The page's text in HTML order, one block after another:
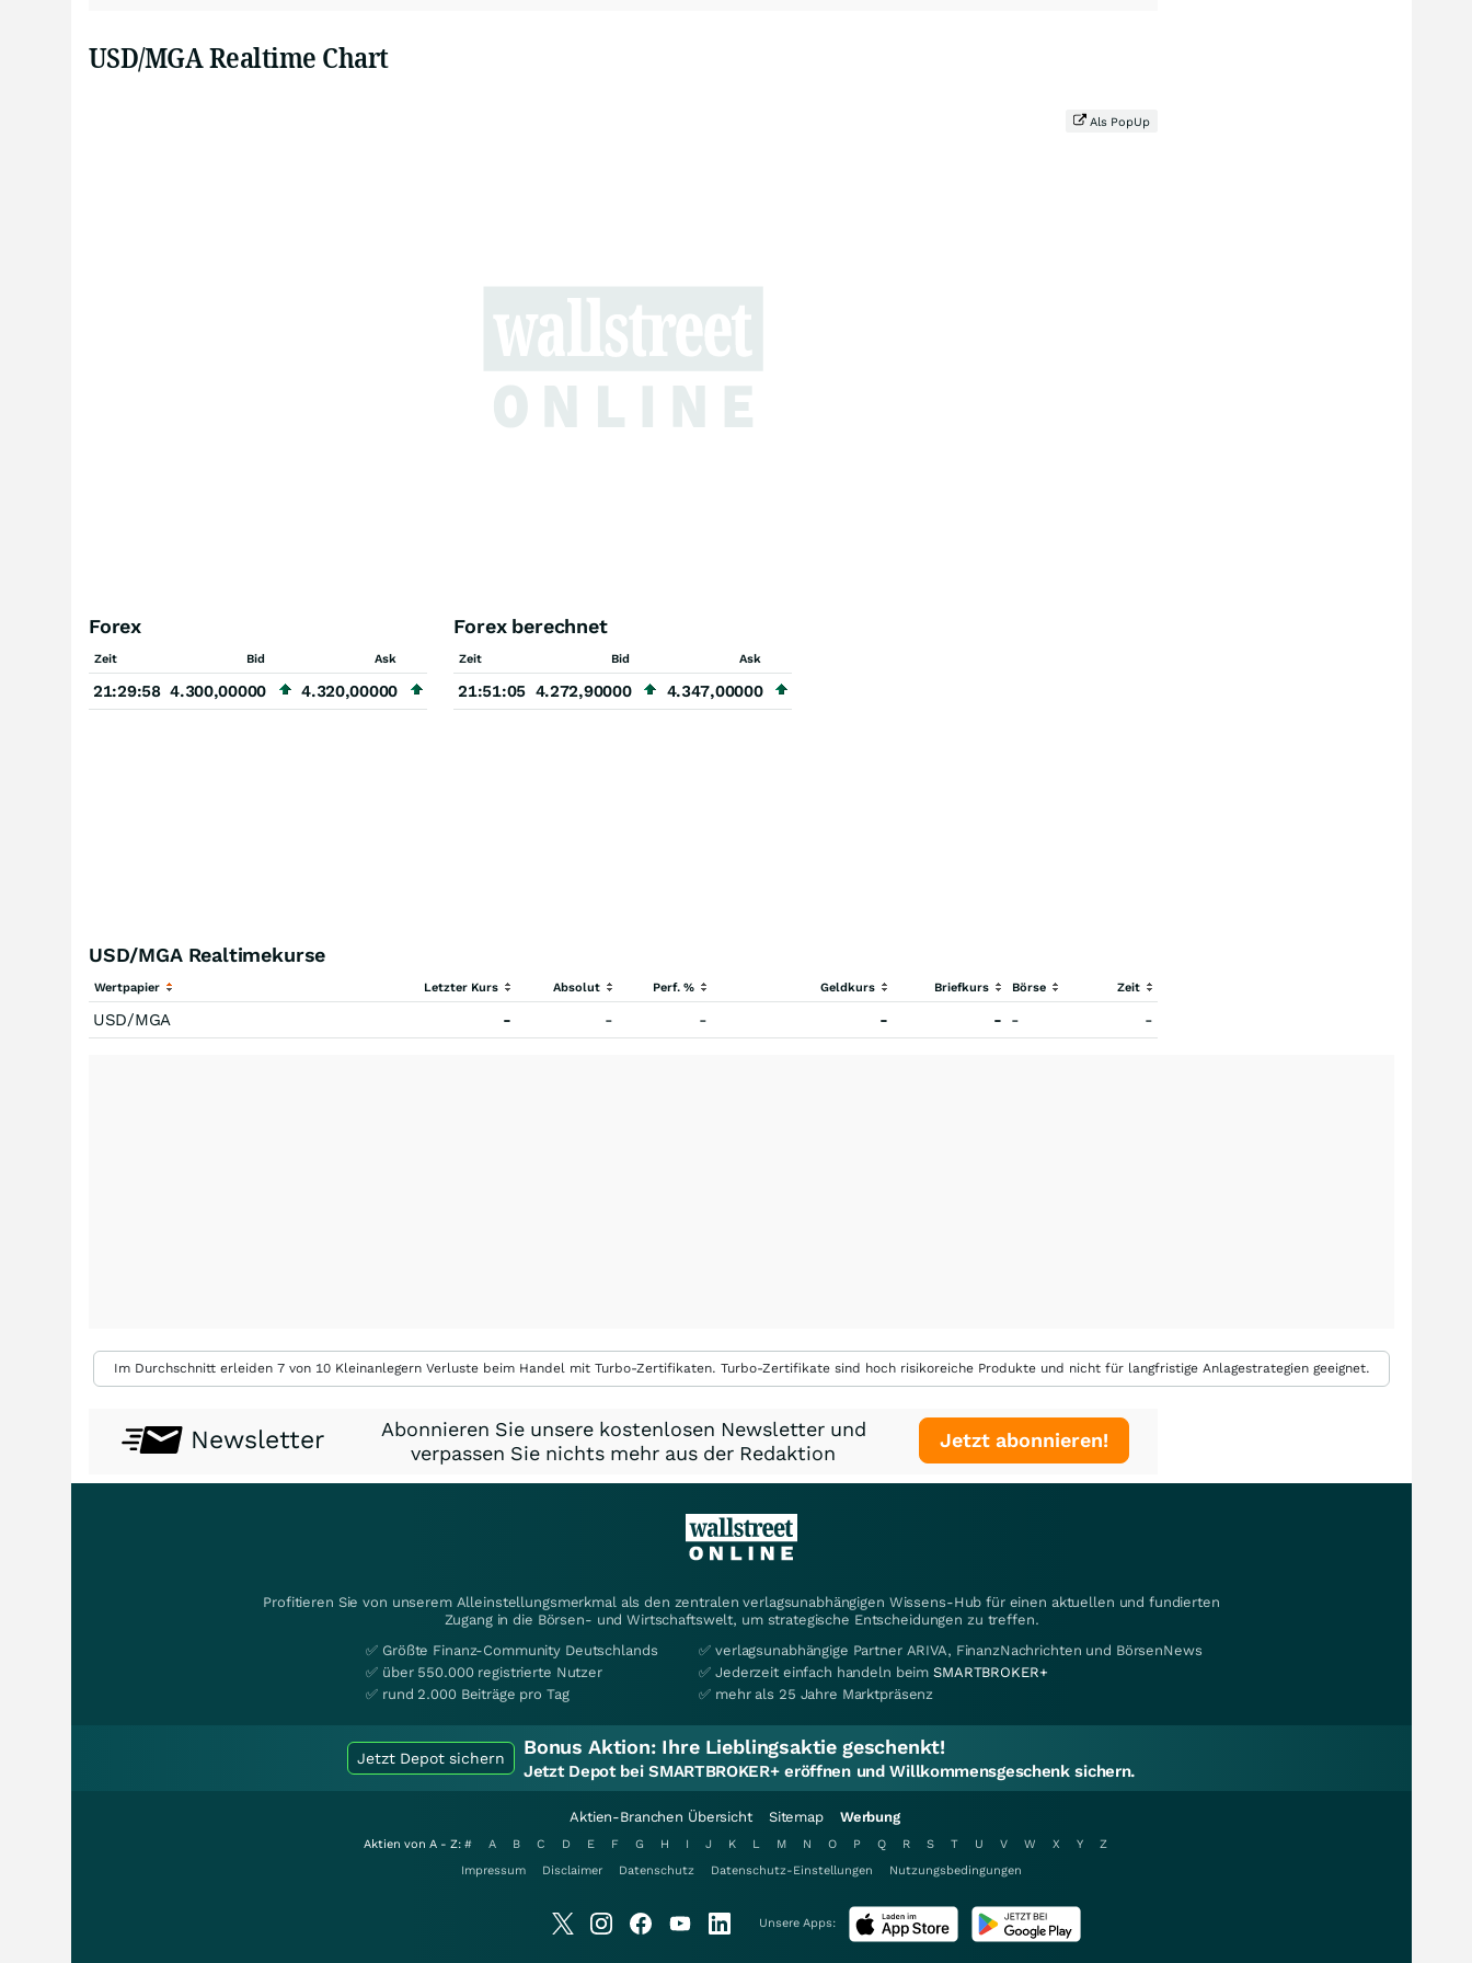
USD/MGA Realtime Chart
Als PopUp
Forex
Zeit Bid Ask
21:29:58 4.300,00000 4.320,00000
Forex berechnet
Zeit Bid Ask
21:51:05 4.272,90000 4.347,00000
USD/MGA Realtimekurse
Wertpapier Letzter Kurs Absolut Perf. % Geldkurs Briefkurs Börse Zeit
USD/MGA - - - - - - -
Im Durchschnitt erleiden 7 von 10 Kleinanlegern Verluste beim Handel mit Turbo-Zertifikaten. Turbo-Zertifikate sind hoch risikoreiche Produkte und nicht für langfristige Anlagestrategien geeignet.
Newsletter
Abonnieren Sie unsere kostenlosen Newsletter und
verpassen Sie nichts mehr aus der Redaktion
Jetzt abonnieren!
Profitieren Sie von unserem Alleinstellungsmerkmal als den zentralen verlagsunabhängigen Wissens-Hub für einen aktuellen und fundierten
Zugang in die Börsen- und Wirtschaftswelt, um strategische Entscheidungen zu treffen.
✅ Größte Finanz-Community Deutschlands
✅ über 550.000 registrierte Nutzer
✅ rund 2.000 Beiträge pro Tag
✅ verlagsunabhängige Partner ARIVA, FinanzNachrichten und BörsenNews
✅ Jederzeit einfach handeln beimSMARTBROKER+
✅ mehr als 25 Jahre Marktpräsenz
Jetzt Depot sichern Bonus Aktion: Ihre Lieblingsaktie geschenkt!
Jetzt Depot bei SMARTBROKER+ eröffnen und Willkommensgeschenk sichern.
Aktien-Branchen Übersicht Sitemap Werbung
Aktien von A - Z: # A B C D E F G H I J K L M N O P Q R S T U V W X Y
Z
Impressum
Disclaimer Datenschutz Datenschutz-Einstellungen Nutzungsbedingungen
Unsere Apps: